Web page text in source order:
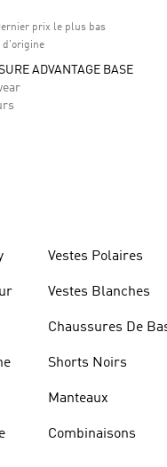
prix le plus bas
d'origine
ADVANTAGE BASE
Vestes Polaires
Vestes Blanches
Chaussures De
Shorts Noirs
Manteaux
Combinaisons